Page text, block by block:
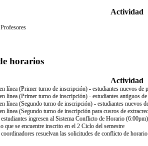
Actividad
horarios
Actividad
línea (Primer turno de inscripción) - estudiantes nuevos de
línea (Primer turno de inscripción) - estudiantes antiguos
línea (Segundo turno de inscripción) - estudiantes nuevos
línea (Segundo turno de inscripción para cusros de
ingresen al Sistema Conflicto de Horario
que se encuentre inscrito en el 2 Ciclo del semestre
resuelvan las solicitudes de conflicto de horario